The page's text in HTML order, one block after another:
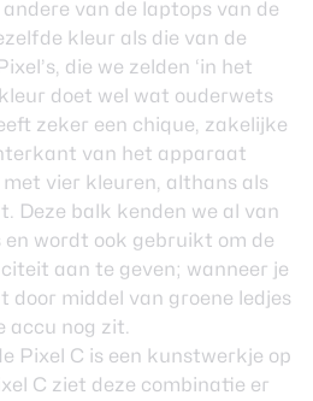
van de laptops van de
kleur als die van de
die we zelden ‘in het
doet wel wat ouderwets
zeker een chique, zakelijke
van het apparaat
vier kleuren, althans als
Deze balk kenden we al van
en wordt ook gebruikt om de
aan te geven; wanneer je
middel van groene ledjes
accu nog zit.
Pixel C is een kunstwerkje op
C ziet deze combinatie er